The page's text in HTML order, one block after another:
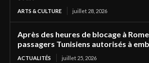
ARTS & CULTURE juillet 28, 2026
Après des heures de blocage à
passagers Tunisiens autorisés à
ACTUALITÉS juillet 25, 2026